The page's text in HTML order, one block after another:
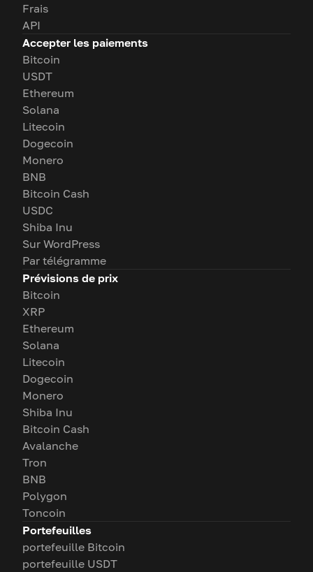
Frais
API
Accepter les paiements
Bitcoin
USDT
Ethereum
Solana
Litecoin
Dogecoin
Monero
BNB
Bitcoin Cash
USDC
Shiba Inu
Sur WordPress
Par télégramme
Prévisions de prix
Bitcoin
XRP
Ethereum
Solana
Litecoin
Dogecoin
Monero
Shiba Inu
Bitcoin Cash
Avalanche
Tron
BNB
Polygon
Toncoin
Portefeuilles
portefeuille Bitcoin
portefeuille USDT